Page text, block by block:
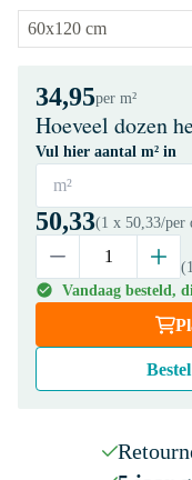
34,95per m²
Hoeveel dozen
Vul hier aantal m² in
m²
50,33(1 x 50,33/per
Vandaag besteld,